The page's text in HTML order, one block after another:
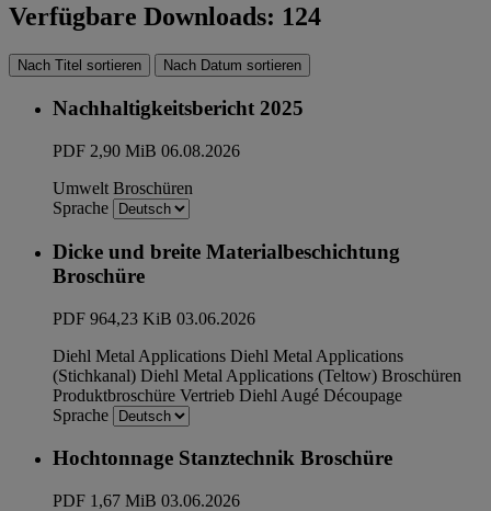
Verfügbare Downloads: 124
Nach Titel sortieren Nach Datum sortieren
Nachhaltigkeitsbericht 2025
PDF 2,90 MiB 06.08.2026
Umwelt Broschüren
Sprache
Dicke und breite Materialbeschichtung
Broschüre
PDF 964,23 KiB 03.06.2026
Diehl Metal Applications Diehl Metal Applications
(Stichkanal) Diehl Metal Applications (Teltow) Broschüren
Produktbroschüre Vertrieb Diehl Augé Découpage
Sprache
Hochtonnage Stanztechnik Broschüre
PDF 1,67 MiB 03.06.2026